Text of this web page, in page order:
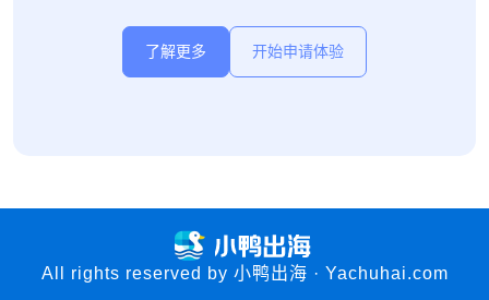
了解更多 开始申请体验
All rights reserved by 小鸭出海 · Yachuhai.com